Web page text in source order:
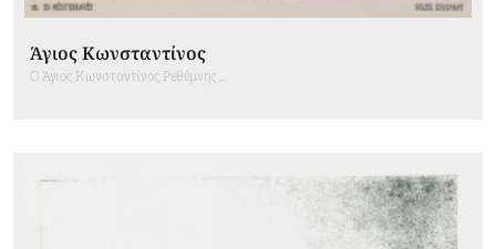
Άγιος Κωνσταντίνος
Ο Άγιος Κωνσταντίνος Ρεθύμνης ...